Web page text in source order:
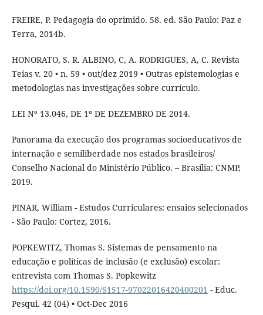
FREIRE, P. Pedagogia do oprimido. 58. ed. São Paulo: Paz e
Terra, 2014b.
HONORATO, S. R. ALBINO, C, A. RODRIGUES, A, C. Revista
Teias v. 20 • n. 59 • out/dez 2019 • Outras epistemologias e
metodologias nas investigações sobre currículo.
LEI Nº 13.046, DE 1º DE DEZEMBRO DE 2014.
Panorama da execução dos programas socioeducativos de
internação e semiliberdade nos estados brasileiros/
Conselho Nacional do Ministério Público. – Brasília: CNMP,
2019.
PINAR, William - Estudos Curriculares: ensaios selecionados
- São Paulo: Cortez, 2016.
POPKEWITZ, Thomas S. Sistemas de pensamento na
educação e políticas de inclusão (e exclusão) escolar:
entrevista com Thomas S. Popkewitz
https://doi.org/10.1590/S1517-97022016420400201 - Educ.
Pesqui. 42 (04) • Oct-Dec 2016